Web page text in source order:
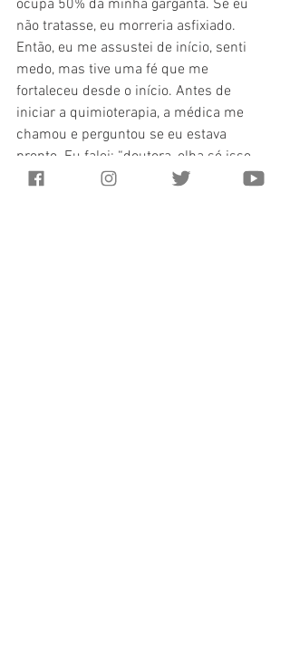
ocupa 50% da minha garganta. Se eu
não tratasse, eu morreria asfixiado.
Então, eu me assustei de início, senti
medo, mas tive uma fé que me
fortaleceu desde o início. Antes de
iniciar a quimioterapia, a médica me
chamou e perguntou se eu estava
pronto. Eu falei: “doutora, olha só isso
aqui” — aí mostrei a garganta pra ela —